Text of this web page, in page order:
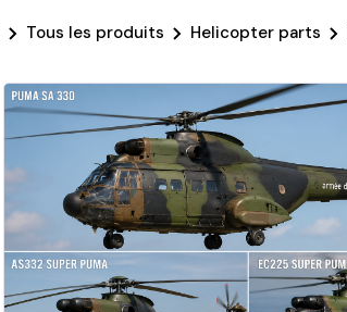
Tous les produits Helicopter parts